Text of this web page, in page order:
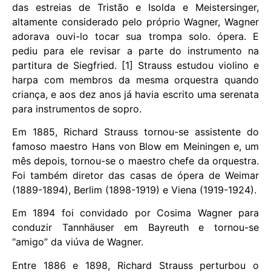
das estreias de Tristão e Isolda e Meistersinger,
altamente considerado pelo próprio Wagner, Wagner
adorava ouvi-lo tocar sua trompa solo. ópera. E
pediu para ele revisar a parte do instrumento na
partitura de Siegfried. [1] Strauss estudou violino e
harpa com membros da mesma orquestra quando
criança, e aos dez anos já havia escrito uma serenata
para instrumentos de sopro.
Em 1885, Richard Strauss tornou-se assistente do
famoso maestro Hans von Blow em Meiningen e, um
mês depois, tornou-se o maestro chefe da orquestra.
Foi também diretor das casas de ópera de Weimar
(1889-1894), Berlim (1898-1919) e Viena (1919-1924).
Em 1894 foi convidado por Cosima Wagner para
conduzir Tannhäuser em Bayreuth e tornou-se
“amigo” da viúva de Wagner.
Entre 1886 e 1898, Richard Strauss perturbou o